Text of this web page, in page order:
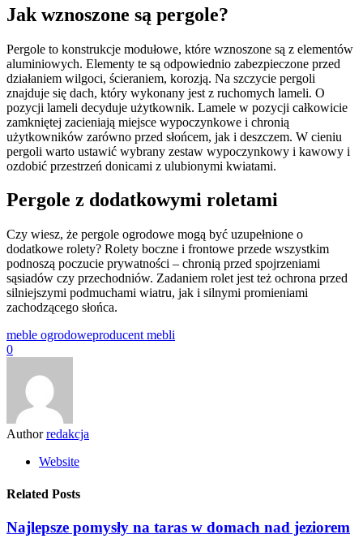
Jak wznoszone są pergole?
Pergole to konstrukcje modułowe, które wznoszone są z elementów
aluminiowych. Elementy te są odpowiednio zabezpieczone przed
działaniem wilgoci, ścieraniem, korozją. Na szczycie pergoli
znajduje się dach, który wykonany jest z ruchomych lameli. O
pozycji lameli decyduje użytkownik. Lamele w pozycji całkowicie
zamkniętej zacieniają miejsce wypoczynkowe i chronią
użytkowników zarówno przed słońcem, jak i deszczem. W cieniu
pergoli warto ustawić wybrany zestaw wypoczynkowy i kawowy i
ozdobić przestrzeń donicami z ulubionymi kwiatami.
Pergole z dodatkowymi roletami
Czy wiesz, że pergole ogrodowe mogą być uzupełnione o
dodatkowe rolety? Rolety boczne i frontowe przede wszystkim
podnoszą poczucie prywatności – chronią przed spojrzeniami
sąsiadów czy przechodniów. Zadaniem rolet jest też ochrona przed
silniejszymi podmuchami wiatru, jak i silnymi promieniami
zachodzącego słońca.
meble ogrodoweproducent mebli
0
Author redakcja
Website
Related Posts
Najlepsze pomysły na taras w domach nad jeziorem